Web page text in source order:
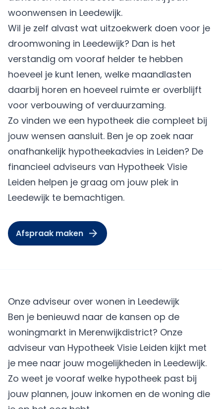
woonwensen in Leedewijk.
Wil je zelf alvast wat uitzoekwerk doen voor je
droomwoning in Leedewijk? Dan is het
verstandig om vooraf helder te hebben
hoeveel je kunt lenen, welke maandlasten
daarbij horen en hoeveel ruimte er overblijft
voor verbouwing of verduurzaming.
Zo vinden we een hypotheek die compleet bij
jouw wensen aansluit. Ben je op zoek naar
onafhankelijk hypotheekadvies in Leiden? De
financieel adviseurs van Hypotheek Visie
Leiden helpen je graag om jouw plek in
Leedewijk te bemachtigen.
Afspraak maken
Onze adviseur over wonen in Leedewijk
Ben je benieuwd naar de kansen op de
woningmarkt in Merenwijkdistrict? Onze
adviseur van Hypotheek Visie Leiden kijkt met
je mee naar jouw mogelijkheden in Leedewijk.
Zo weet je vooraf welke hypotheek past bij
jouw plannen, jouw inkomen en de woning die